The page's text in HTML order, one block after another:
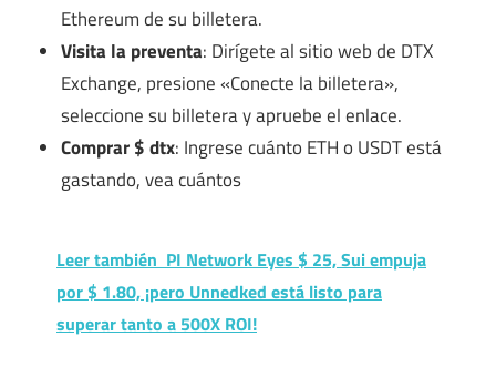
Ethereum de su billetera.
Visita la preventa: Dirígete al sitio web de DTX
Exchange, presione «Conecte la billetera»,
seleccione su billetera y apruebe el enlace.
Comprar $ dtx: Ingrese cuánto ETH o USDT está
gastando, vea cuántos
Leer también PI Network Eyes $ 25, Sui empuja
por $ 1.80, ¡pero Unnedked está listo para
superar tanto a 500X ROI!